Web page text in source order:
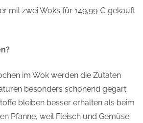
mit zwei Woks für 149,99 € gekauft
im Wok werden die Zutaten
besonders schonend gegart.
bleiben besser erhalten als beim
Pfanne, weil Fleisch und Gemüse